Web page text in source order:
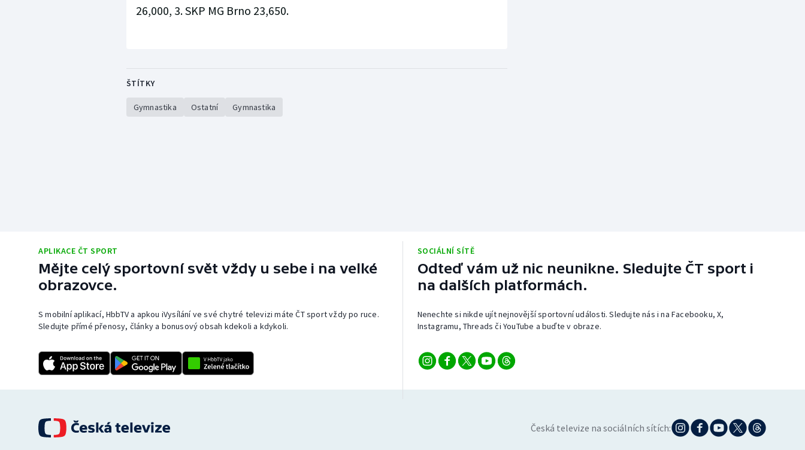
26,000, 3. SKP MG Brno 23,650.
ŠTÍTKY
Gymnastika Ostatní Gymnastika
APLIKACE ČT SPORT
Mějte celý sportovní svět vždy u sebe i na velké
obrazovce.
S mobilní aplikací, HbbTV a apkou iVysílání ve své chytré televizi máte ČT sport vždy po ruce.
Sledujte přímé přenosy, články a bonusový obsah kdekoli a kdykoli.
SOCIÁLNÍ SÍTĚ
Odteď vám už nic neunikne. Sledujte ČT sport i
na dalších platformách.
Nenechte si nikde ujít nejnovější sportovní události. Sledujte nás i na Facebooku, X,
Instagramu, Threads či YouTube a buďte v obraze.
Česká televize na sociálních sítích: